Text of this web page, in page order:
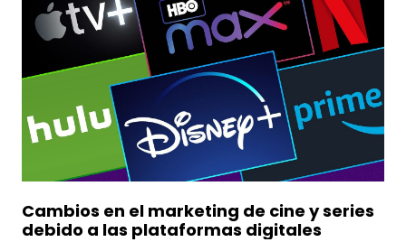
Cambios en el marketing de cine y series
debido a las plataformas digitales